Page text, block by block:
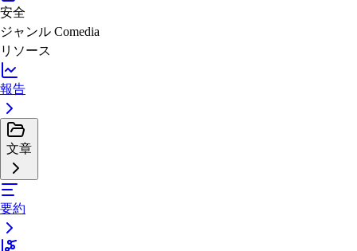
安全
ジャンル Comedia
リソース
報告
文章
要約